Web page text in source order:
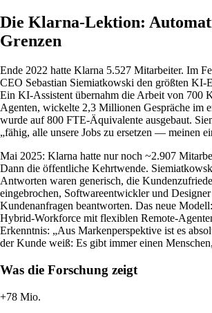
Die Klarna-Lektion:
Grenzen
Ende 2022 hatte Klarna 5.527 Mitarbeiter. Im
CEO Sebastian Siemiatkowski den größten KI-
Ein KI-Assistent übernahm die Arbeit von 700
Agenten, wickelte 2,3 Millionen Gespräche im
wurde auf 800 FTE-Äquivalente ausgebaut.
„fähig, alle unsere Jobs zu ersetzen — meinen
Mai 2025: Klarna hatte nur noch ~2.907
Dann die öffentliche Kehrtwende.
Antworten waren generisch, die
eingebrochen, Softwareentwickler und Designer
Kundenanfragen beantworten. Das neue
Hybrid-Workforce mit flexiblen Remote-
Erkenntnis: „Aus Markenperspektive ist es
der Kunde weiß: Es gibt immer einen
Was die Forschung zeigt
+78 Mio.